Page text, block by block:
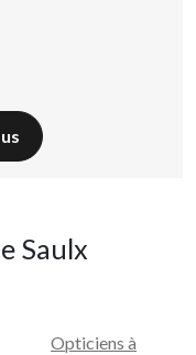
Saulx
Opticiens à